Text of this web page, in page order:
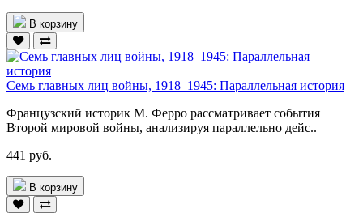
В корзину
Семь главных лиц войны, 1918–1945: Параллельная история
Французский историк М. Ферро рассматривает события
Второй мировой войны, анализируя параллельно дейс..
441 руб.
В корзину